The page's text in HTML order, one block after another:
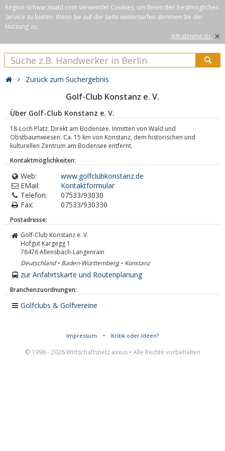
Region-Schwarzwald.com verwendet Cookies, um Ihnen den bestmöglichen
Service zu bieten. Wenn Sie auf der Seite weitersurfen stimmen Sie der
Nutzung zu.
Ich stimme zu. ×
Zurück zum Suchergebnis
Golf-Club Konstanz e. V.
Über Golf-Club Konstanz e. V.
18-Loch Platz. Direkt am Bodensee. Inmitten von Wald und
Obstbaumwiesen. Ca. 15 km von Konstanz, dem historischen und
kulturellen Zentrum am Bodensee entfernt.
Kontaktmöglichkeiten:
Web:
www.golfclubkonstanz.de
EMail:
Kontaktformular
Telefon:
07533/93030
Fax:
07533/930330
Postadresse:
Golf-Club Konstanz e. V.
Hofgut Kargegg 1
78476Allensbach-Langenrain
Deutschland • Baden-Württemberg • Konstanz
zur Anfahrtskarte und Routenplanung
Branchenzuordnungen:
Golfclubs & Golfvereine
Impressum • Kritik oder Ideen?
© 1998 - 2026 Wirtschaftsnetz axxus • Alle Rechte vorbehalten